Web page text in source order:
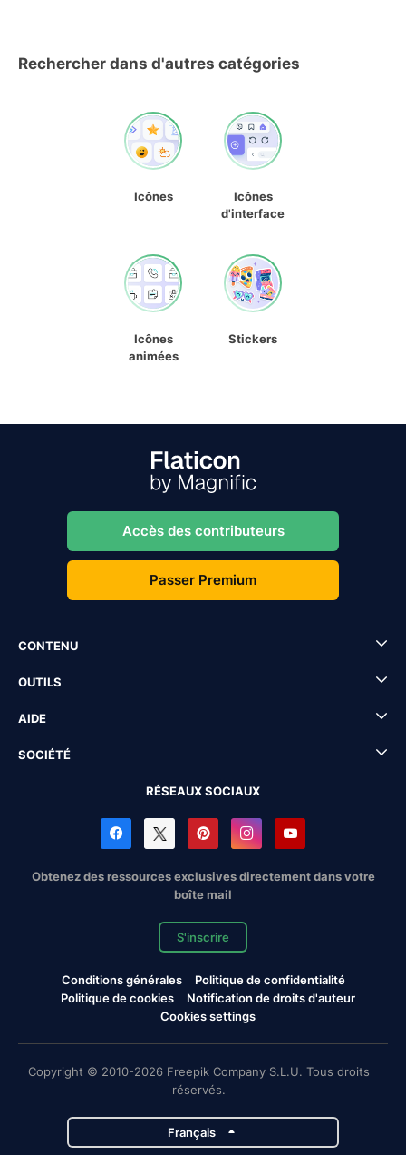
Rechercher dans d'autres catégories
Icônes
Icônes
d'interface
Icônes
animées
Stickers
Accès des contributeurs
Passer Premium
CONTENU
OUTILS
AIDE
SOCIÉTÉ
RÉSEAUX SOCIAUX
Obtenez des ressources exclusives directement dans votre
boîte mail
S'inscrire
Conditions générales
Politique de confidentialité
Politique de cookies
Notification de droits d'auteur
Cookies settings
Copyright © 2010-2026 Freepik Company S.L.U. Tous droits
réservés.
Français